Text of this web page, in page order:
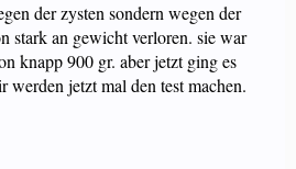
der zysten sondern wegen der
stark an gewicht verloren. sie war
knapp 900 gr. aber jetzt ging es
jetzt mal den test machen.